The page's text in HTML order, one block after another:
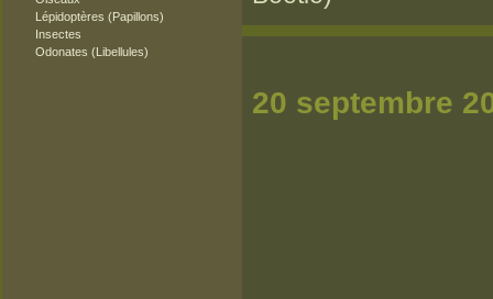
Lépidoptères (Papillons)
Insectes
Odonates (Libellules)
20 septembre